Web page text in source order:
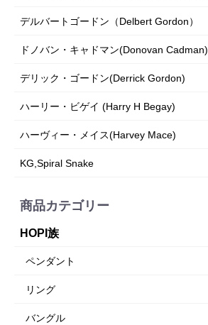
デルバートゴードン（Delbert Gordon）
ドノバン・キャドマン(Donovan Cadman)
デリック・ゴードン(Derrick Gordon)
ハーリー・ビゲイ (Harry H Begay)
ハーヴィー・メイス(Harvey Mace)
KG,Spiral Snake
商品カテゴリー
HOPI族
ペンダント
リング
バングル